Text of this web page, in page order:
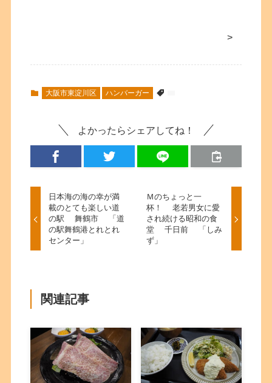
>
大阪市東淀川区 ハンバーガー
よかったらシェアしてね！
日本海の海の幸が満
載のとても楽しい道
の駅 舞鶴市 「道
の駅舞鶴港とれとれ
センター」
Ｍのちょっと一
杯！ 老若男女に愛
され続ける昭和の食
堂 千日前 「しみ
ず」
関連記事